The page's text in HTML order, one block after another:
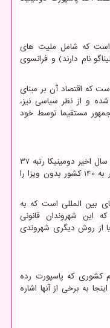
جزیره در حدود 73000 نفر است که شامل ملیت های
نام دارند) و فرانسوی
که اقتصاد آن بر مبنای
و از نظر سیاسی نیز،
مستقیما توسط خود
در رتبه بندی با ارزش ترین پاسپورت ها در سال اخیر دومینیکا رتبه 37
را کسب کرده و با این پاسپورت امکان سفر به 140 کشور بدون ویزا را
بین المللی است که به
این شهروندان قانونی
یا از روش دیگری شهروندی
کشوری که پاسپورت رده
به برخی از آنها اشاره